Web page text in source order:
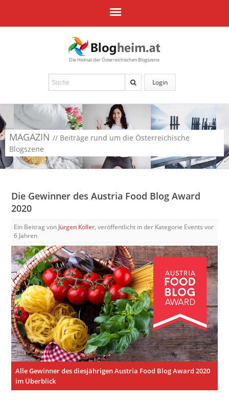
Die Heimat der Österreichischen Blogszene
Login
MAGAZIN // Beiträge rund um die Österreichische
Blogszene
Die Gewinner des Austria Food Blog Award
2020
Ein Beitrag von Jürgen Koller, veröffentlicht in der Kategorie Eventsvor
6 Jahren
Alle Gewinner des diesjährigen Austria Food Blog Award 2020
im Überblick